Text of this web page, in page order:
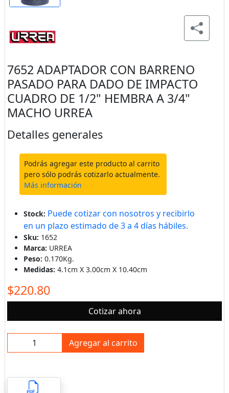
7652 ADAPTADOR CON BARRENO
PASADO PARA DADO DE IMPACTO
CUADRO DE 1/2" HEMBRA A 3/4"
MACHO URREA
Detalles generales
Podrás agregar este producto al carrito
pero sólo podrás cotizarlo actualmente.
Más información
Stock: Puede cotizar con nosotros y recibirlo
en un plazo estimado de 3 a 4 días hábiles.
Sku: 1652
Marca: URREA
Peso: 0.170Kg.
Medidas: 4.1cm X 3.00cm X 10.40cm
$220.80
Cotizar ahora
Agregar al carrito